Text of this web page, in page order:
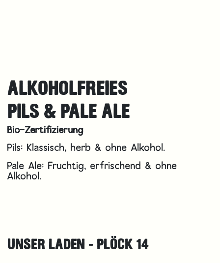
ALKOHOLFREIES
PILS & PALE ALE
Bio-Zertifizierung
Pils: Klassisch, herb & ohne Alkohol.
Pale Ale: Fruchtig, erfrischend & ohne
Alkohol.
UNSER LADEN - PLÖCK 14